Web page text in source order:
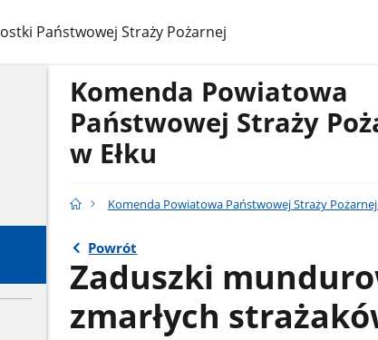
Państwowej Straży Pożarnej
Komenda Powiatowa
Państwowej Straży
w Ełku
Komenda Powiatowa Państwowej Straży Pożarnej
Powrót
Zaduszki
zmarłych